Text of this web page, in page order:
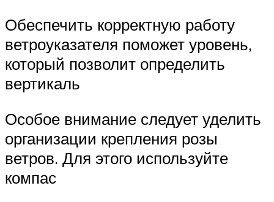
Обеспечить корректную работу
ветроуказателя поможет уровень,
который позволит определить
вертикаль
Особое внимание следует уделить
организации крепления розы
ветров. Для этого используйте
компас